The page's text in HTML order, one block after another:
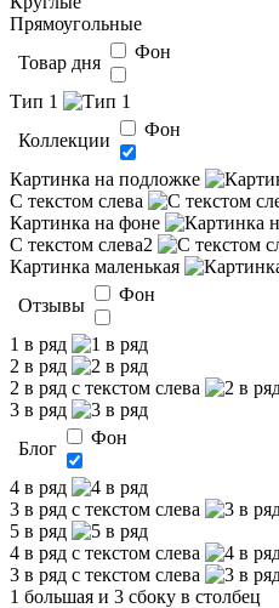
Прямоугольные
Товар дня
Фон
Тип 1
Коллекции
Фон
Картинка на подложке
С текстом слева
Картинка на фоне
С текстом слева2
Картинка маленькая
Отзывы
Фон
1 в ряд
2 в ряд
2 в ряд с текстом слева
3 в ряд
Блог
Фон
4 в ряд
3 в ряд с текстом слева
5 в ряд
4 в ряд с текстом слева
3 в ряд с текстом слева
1 большая и 3 сбоку в столбец